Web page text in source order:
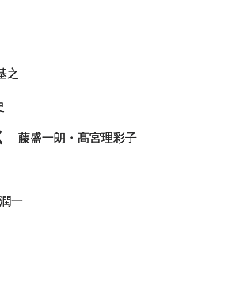
之
藤盛一朗・髙宮理彩子
一